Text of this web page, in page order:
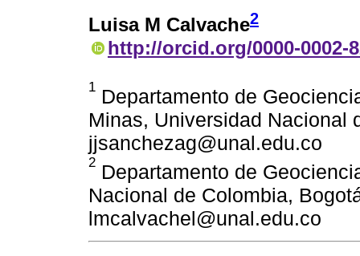
Luisa M Calvache2
http://orcid.org/0000-0002-
1 Departamento de
Minas, Universidad Nacional
jjsanchezag@unal.edu.co
2 Departamento de
Nacional de Colombia,
lmcalvachel@unal.edu.co